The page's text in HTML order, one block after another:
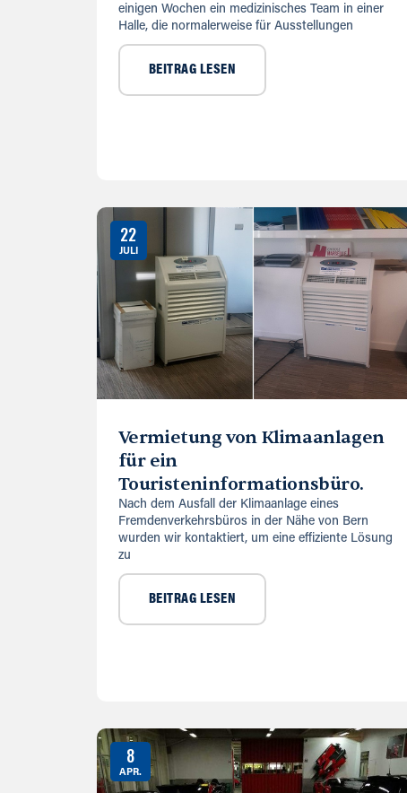
einigen Wochen ein medizinisches Team in einer
Halle, die normalerweise für Ausstellungen
BEITRAG LESEN
22
JULI
Vermietung von Klimaanlagen
für ein
Touristeninformationsbüro.
Nach dem Ausfall der Klimaanlage eines
Fremdenverkehrsbüros in der Nähe von Bern
wurden wir kontaktiert, um eine effiziente Lösung
zu
BEITRAG LESEN
8
APR.